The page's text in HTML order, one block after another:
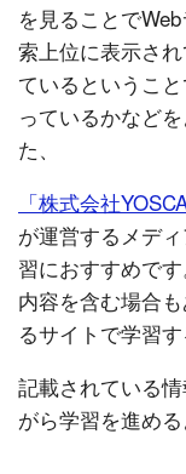
を見ることで
索上位に表示さ
ているというこ
っているかなど
た、
「株式会社YOSCA
が運営するメデ
習におすすめで
内容を含む場合
るサイトで学習
記載されている
がら学習を進める